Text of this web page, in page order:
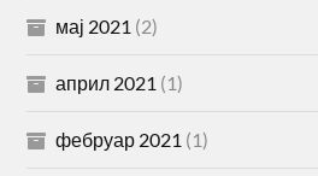
мај 2021 (2)
април 2021 (1)
фебруар 2021 (1)